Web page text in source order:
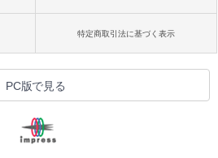
特定商取引法に基づく表示
PC版で見る